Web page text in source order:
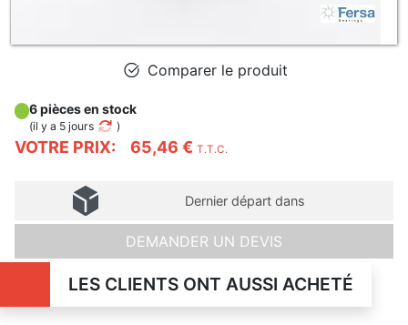
Comparer le produit
VOTRE PRIX: 65,46 € T.T.C.
6 pièces en stock
(il y a 5 jours )
Dernier départ dans
DEMANDER UN DEVIS
LES CLIENTS ONT AUSSI ACHETÉ